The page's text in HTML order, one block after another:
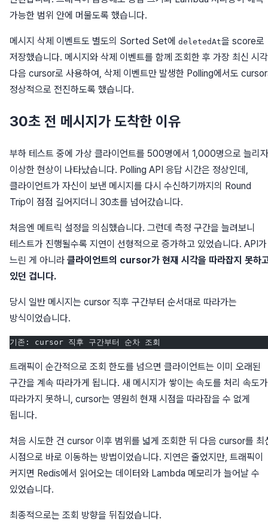
가능한 범위 안에 머물도록 했습니다.
메시지 삭제 이벤트도 별도의 Sorted Set에 deletedAt을 score로
저장했습니다. 메시지와 삭제 이벤트를 함께 조회한 후 가장 최신 시
다음 cursor로 사용하여, 삭제 이벤트만 발생한 Polling에서도
정상적으로 전진하도록 했습니다.
30초 전 메시지가 도착한 이유
부하 테스트 중에 가상 클라이언트를 500명에서 1,000명으로 늘리자
이상한 현상이 나타났습니다. Polling API 응답 시간은 정상인데,
클라이언트가 자신이 보낸 메시지를 다시 수신하기까지의 Round
Trip이 점점 길어지더니 30초를 넘어갔습니다.
처음엔 메트릭 설정을 의심했습니다. 그런데 측정 구간을 늘려보니
테스트가 진행될수록 지연이 선형적으로 증가하고 있었습니다. API가
느린 게 아니라 클라이언트의 cursor가 현재 시각을 따라잡지 못하
있던 겁니다.
당시 일반 메시지는 cursor 직후 구간부터 순서대로 따라가는
방식이었습니다.
기존: cursor 직후 구간부터 순차 조회
트래픽이 순간적으로 조회 한도를 넘으면 클라이언트는 이미 오래된
구간을 계속 따라가게 됩니다. 새 메시지가 쌓이는 속도를 처리 속도가
따라가지 못하니, cursor는 영원히 현재 시점을 따라잡을 수 없게
됩니다.
처음 시도한 건 cursor 이후 범위를 넓게 조회한 뒤 다음 cursor를 최
시점으로 바로 이동하는 방법이었습니다. 지연은 줄었지만, 트래픽이
커지면 Redis에서 읽어오는 데이터와 Lambda 메모리가 늘어날 수
있었습니다.
최종적으로는 조회 방향을 뒤집었습니다.